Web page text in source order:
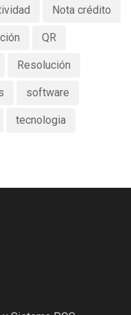
Nota crédito
QR
Resolución
software
tecnologia